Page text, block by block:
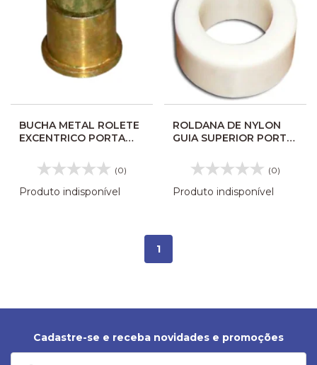
BUCHA METAL ROLETE
EXCENTRICO PORTA
(0)
Produto indisponível
ROLDANA DE NYLON
GUIA SUPERIOR PORTA
(0)
Produto indisponível
1
Cadastre-se e receba novidades e promoções